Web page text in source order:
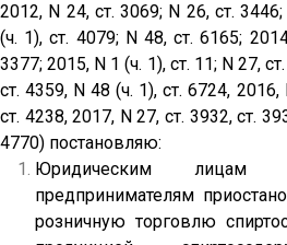
2012, N 24, ст. 3069; N 26, ст.
(ч. 1), ст. 4079; N 48, ст. 6165;
3377; 2015, N 1 (ч. 1), ст. 11; N 27,
ст. 4359, N 48 (ч. 1), ст. 6724, 2016,
ст. 4238, 2017, N 27, ст. 3932, ст.
4770) постановляю:
Юридическим лицам
предпринимателям
розничную торговлю